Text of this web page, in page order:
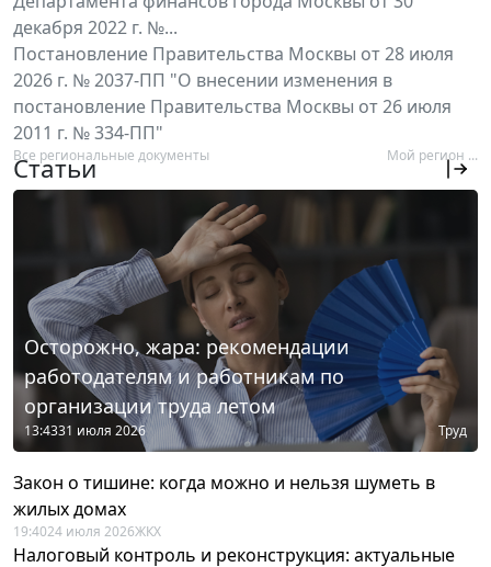
декабря 2022 г. №...
Постановление Правительства Москвы от 28 июля
2026 г. № 2037-ПП "О внесении изменения в
постановление Правительства Москвы от 26 июля
2011 г. № 334-ПП"
Все региональные документы Мой регион ...
Статьи
Осторожно, жара: рекомендации
работодателям и работникам по
организации труда летом
13:4331 июля 2026 Труд
Закон о тишине: когда можно и нельзя шуметь в
жилых домах
19:4024 июля 2026ЖКХ
Налоговый контроль и реконструкция: актуальные